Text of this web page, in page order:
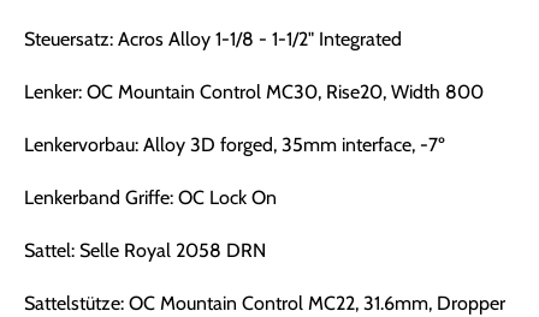
Steuersatz: Acros Alloy 1-1/8 - 1-1/2" Integrated
Lenker: OC Mountain Control MC30, Rise20, Width 800
Lenkervorbau: Alloy 3D forged, 35mm interface, -7º
Lenkerband Griffe: OC Lock On
Sattel: Selle Royal 2058 DRN
Sattelstütze: OC Mountain Control MC22, 31.6mm, Dropper